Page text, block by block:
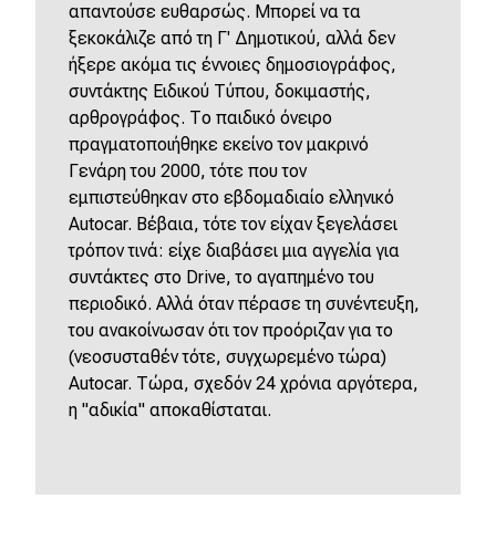
απαντούσε ευθαρσώς. Μπορεί να τα
ξεκοκάλιζε από τη Γ' Δημοτικού, αλλά δεν
ήξερε ακόμα τις έννοιες δημοσιογράφος,
συντάκτης Ειδικού Τύπου, δοκιμαστής,
αρθρογράφος. Το παιδικό όνειρο
πραγματοποιήθηκε εκείνο τον μακρινό
Γενάρη του 2000, τότε που τον
εμπιστεύθηκαν στο εβδομαδιαίο ελληνικό
Autocar. Βέβαια, τότε τον είχαν ξεγελάσει
τρόπον τινά: είχε διαβάσει μια αγγελία για
συντάκτες στο Drive, το αγαπημένο του
περιοδικό. Αλλά όταν πέρασε τη συνέντευξη,
του ανακοίνωσαν ότι τον προόριζαν για το
(νεοσυσταθέν τότε, συγχωρεμένο τώρα)
Autocar. Τώρα, σχεδόν 24 χρόνια αργότερα,
η "αδικία" αποκαθίσταται.